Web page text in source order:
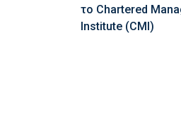
το Chartered
Institute (CMI)